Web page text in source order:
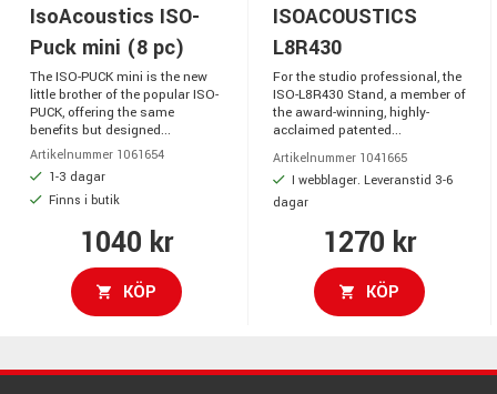
IsoAcoustics ISO-
Puck mini (8 pc)
The ISO-PUCK mini is the new
little brother of the popular ISO-
PUCK, offering the same
benefits but designed...
Artikelnummer 1061654
1-3 dagar
Finns i butik
1040 kr
KÖP
ISOACOUSTICS
L8R430
For the studio professional, the
ISO-L8R430 Stand, a member of
the award-winning, highly-
acclaimed patented...
Artikelnummer 1041665
I webblager. Leveranstid 3-6
dagar
1270 kr
KÖP